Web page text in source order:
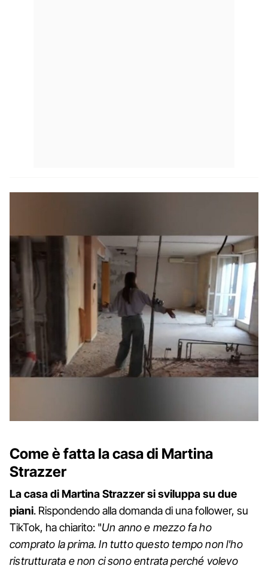
Come è fatta la casa di Martina
Strazzer
La casa di Martina Strazzer si sviluppa su due
piani. Rispondendo alla domanda di una follower, su
TikTok, ha chiarito: "Un anno e mezzo fa ho
comprato la prima. In tutto questo tempo non l'ho
ristrutturata e non ci sono entrata perché volevo